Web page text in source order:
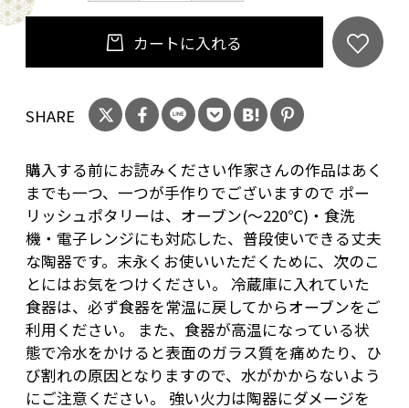
カートに入れる
SHARE
購入する前にお読みください作家さんの作品はあく
までも一つ、一つが手作りでございますので ポー
リッシュポタリーは、オーブン(～220℃)・食洗
機・電子レンジにも対応した、普段使いできる丈夫
な陶器です。末永くお使いいただくために、次のこ
とにはお気をつけください。 冷蔵庫に入れていた
食器は、必ず食器を常温に戻してからオーブンをご
利用ください。 また、食器が高温になっている状
態で冷水をかけると表面のガラス質を痛めたり、ひ
び割れの原因となりますので、水がかからないよう
にご注意ください。 強い火力は陶器にダメージを